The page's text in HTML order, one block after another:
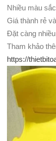
Nhiều màu
Giá thành rẻ
Đặt càng
Tham khảo
https://